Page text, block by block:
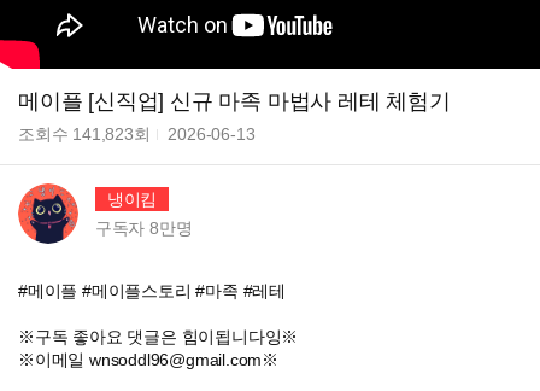
메이플 [신직업] 신규 마족 마법사 레테 체험기
조회수 141,823회 2026-06-13
냉이킴
구독자8만명
#메이플 #메이플스토리 #마족 #레테
※구독 좋아요 댓글은 힘이됩니다잉※
※이메일 wnsoddl96@gmail.com※